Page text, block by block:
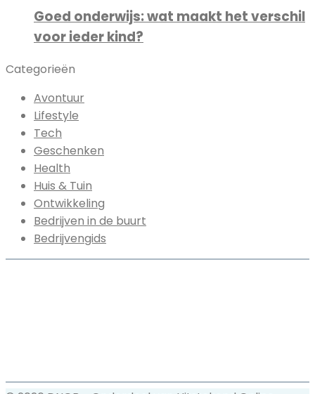
Goed onderwijs: wat maakt het verschil
voor ieder kind?
Categorieën
Avontuur
Lifestyle
Tech
Geschenken
Health
Huis & Tuin
Ontwikkeling
Bedrijven in de buurt
Bedrijvengids